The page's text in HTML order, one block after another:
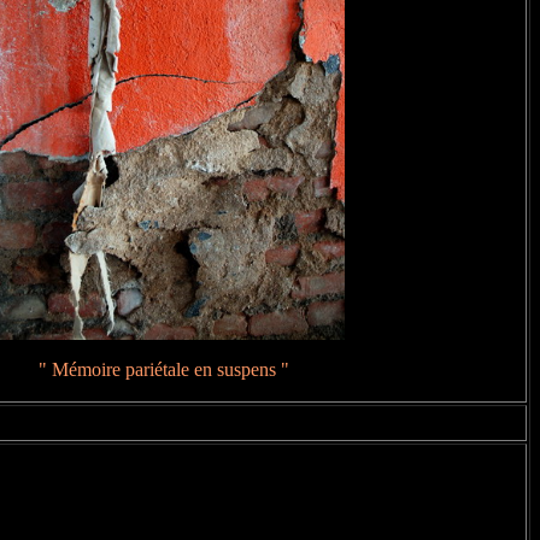
" Mémoire pariétale en suspens "